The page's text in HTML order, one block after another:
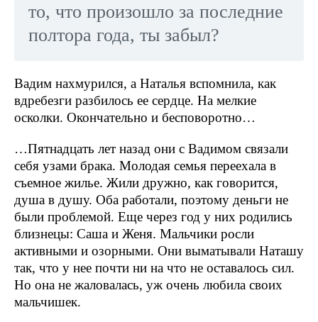
то, что произошло за последние
полтора года, ты забыл?
Вадим нахмурился, а Наталья вспомнила, как
вдребезги разбилось ее сердце. На мелкие
осколки. Окончательно и бесповоротно…
…Пятнадцать лет назад они с Вадимом связали
себя узами брака. Молодая семья переехала в
съемное жилье. Жили дружно, как говорится,
душа в душу. Оба работали, поэтому деньги не
были проблемой. Еще через год у них родились
близнецы: Саша и Женя. Мальчики росли
активными и озорными. Они выматывали Наташу
так, что у нее почти ни на что не оставалось сил.
Но она не жаловалась, уж очень любила своих
мальчишек.